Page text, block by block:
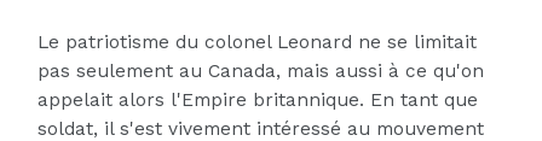
Le patriotisme du colonel Leonard ne se limitait
pas seulement au Canada, mais aussi à ce qu'on
appelait alors l'Empire britannique. En tant que
soldat, il s'est vivement intéressé au mouvement